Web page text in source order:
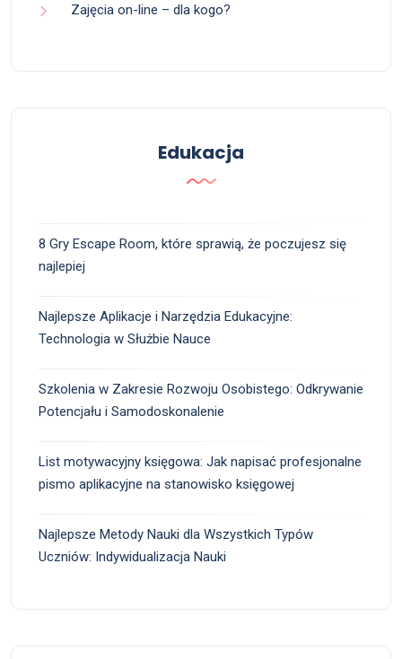
Zajęcia on-line – dla kogo?
Edukacja
8 Gry Escape Room, które sprawią, że poczujesz się
najlepiej
Najlepsze Aplikacje i Narzędzia Edukacyjne:
Technologia w Służbie Nauce
Szkolenia w Zakresie Rozwoju Osobistego: Odkrywanie
Potencjału i Samodoskonalenie
List motywacyjny księgowa: Jak napisać profesjonalne
pismo aplikacyjne na stanowisko księgowej
Najlepsze Metody Nauki dla Wszystkich Typów
Uczniów: Indywidualizacja Nauki